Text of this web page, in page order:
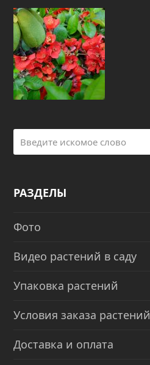
РАЗДЕЛЫ
Фото
Видео растений в саду
Упаковка растений
Условия заказа растений
Доставка и оплата